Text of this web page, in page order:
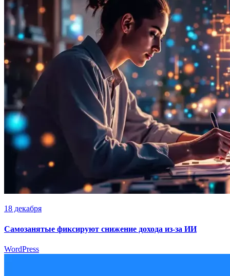
18 декабря
Самозанятые фиксируют снижение дохода из-за ИИ
WordPress